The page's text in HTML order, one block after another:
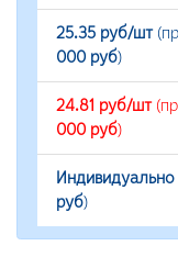
25.35 руб/шт
000 руб)
24.81 руб/шт
000 руб)
Индивидуально
руб)